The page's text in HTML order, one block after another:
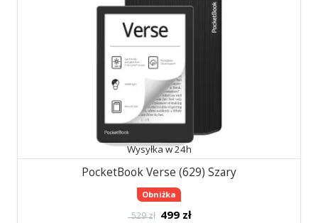
Wysyłka w 24h
PocketBook Verse (629) Szary
Obniżka
529 zł 499 zł